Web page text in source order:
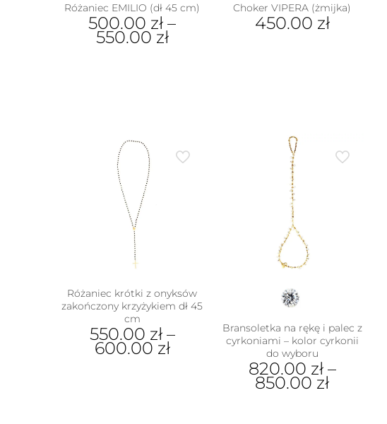
Różaniec EMILIO (dł 45 cm)
500.00 zł –
550.00 zł
można
wybrać
stronie
produktu
Choker VIPERA (żmijka)
450.00 zł
Różaniec krótki z onyksów
zakończony krzyżykiem dł 45
cm
550.00 zł–
600.00 zł
Bransoletka na rękę i palec z
cyrkoniami – kolor cyrkonii
do wyboru
820.00 zł–
850.00 zł